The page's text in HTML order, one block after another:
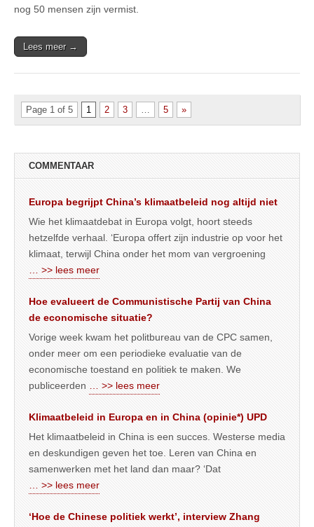
nog 50 mensen zijn vermist.
Lees meer →
Page 1 of 5 1 2 3 5 »
COMMENTAAR
Europa begrijpt China’s klimaatbeleid nog altijd niet
Wie het klimaatdebat in Europa volgt, hoort steeds
hetzelfde verhaal. ‘Europa offert zijn industrie op voor het
klimaat, terwijl China onder het mom van vergroening
… >> lees meer
Hoe evalueert de Communistische Partij van China
de economische situatie?
Vorige week kwam het politbureau van de CPC samen,
onder meer om een periodieke evaluatie van de
economische toestand en politiek te maken. We
publiceerden
… >> lees meer
Klimaatbeleid in Europa en in China (opinie*) UPD
Het klimaatbeleid in China is een succes. Westerse media
en deskundigen geven het toe. Leren van China en
samenwerken met het land dan maar? ‘Dat
… >> lees meer
‘Hoe de Chinese politiek werkt’, interview Zhang